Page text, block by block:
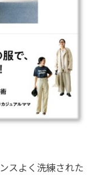
スよく洗練された